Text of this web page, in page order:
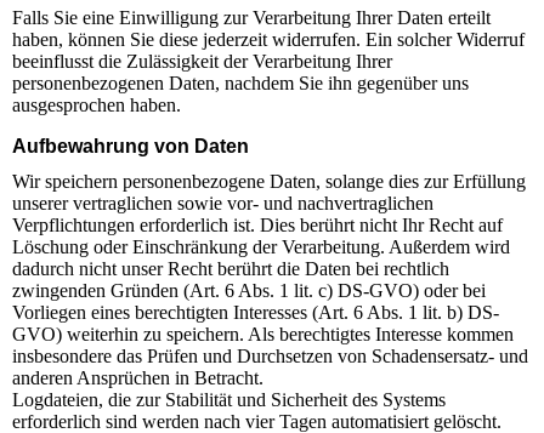
Falls Sie eine Einwilligung zur Verarbeitung Ihrer Daten erteilt
haben, können Sie diese jederzeit widerrufen. Ein solcher Widerruf
beeinflusst die Zulässigkeit der Verarbeitung Ihrer
personenbezogenen Daten, nachdem Sie ihn gegenüber uns
ausgesprochen haben.
Aufbewahrung von Daten
Wir speichern personenbezogene Daten, solange dies zur Erfüllung
unserer vertraglichen sowie vor- und nachvertraglichen
Verpflichtungen erforderlich ist. Dies berührt nicht Ihr Recht auf
Löschung oder Einschränkung der Verarbeitung. Außerdem wird
dadurch nicht unser Recht berührt die Daten bei rechtlich
zwingenden Gründen (Art. 6 Abs. 1 lit. c) DS-GVO) oder bei
Vorliegen eines berechtigten Interesses (Art. 6 Abs. 1 lit. b) DS-
GVO) weiterhin zu speichern. Als berechtigtes Interesse kommen
insbesondere das Prüfen und Durchsetzen von Schadensersatz- und
anderen Ansprüchen in Betracht.
Logdateien, die zur Stabilität und Sicherheit des Systems
erforderlich sind werden nach vier Tagen automatisiert gelöscht.